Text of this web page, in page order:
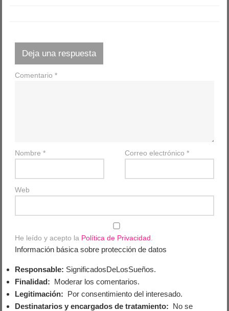
Deja una respuesta
Comentario*
Nombre* Correo electrónico *
Web
He leído y acepto la Política de Privacidad
Información básica sobre protección de datos
Responsable: SignificadosDeLosSueños.
Finalidad: Moderar los comentarios.
Legitimación: Por consentimiento del interesado.
Destinatarios y encargados de tratamiento: No se